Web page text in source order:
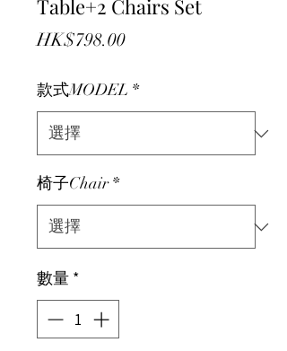
Table+2 Chairs Set
HK$798.00價格
款式MODEL *
椅子Chair *
數量 *